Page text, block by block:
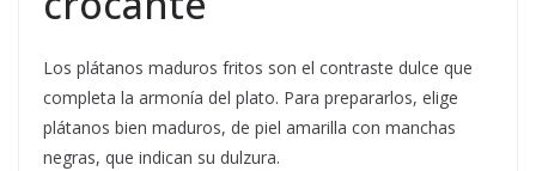
Los plátanos maduros fritos son el contraste dulce que
completa la armonía del plato. Para prepararlos, elige
plátanos bien maduros, de piel amarilla con manchas
negras, que indican su dulzura.